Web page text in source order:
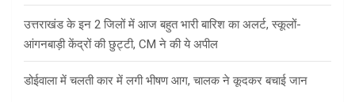
उत्तराखंड के इन 2 जिलों में आज बहुत भारी बारिश का अलर्ट, स्कूलों-
आंगनबाड़ी केंद्रों की छुट्टी, CM ने की ये अपील
डोईवाला में चलती कार में लगी भीषण आग, चालक ने कूदकर बचाई जान